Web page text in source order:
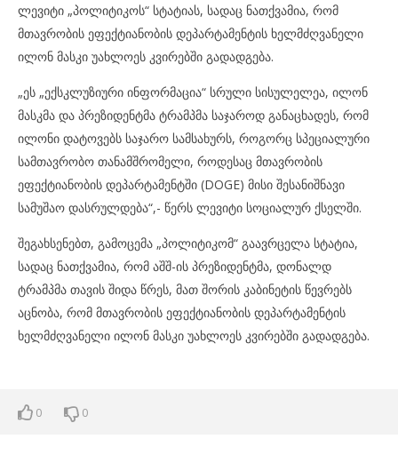
ლევიტი „პოლიტიკოს“ სტატიას, სადაც ნათქვამია, რომ
მთავრობის ეფექტიანობის დეპარტამენტის ხელმძღვანელი
ილონ მასკი უახლოეს კვირებში გადადგება.
„ეს „ექსკლუზიური ინფორმაცია“ სრული სისულელეა, ილონ
მასკმა და პრეზიდენტმა ტრამპმა საჯაროდ განაცხადეს, რომ
ილონი დატოვებს საჯარო სამსახურს, როგორც სპეციალური
სამთავრობო თანამშრომელი, როდესაც მთავრობის
ეფექტიანობის დეპარტამენტში (DOGE) მისი შესანიშნავი
სამუშაო დასრულდება“,- წერს ლევიტი სოციალურ ქსელში.
შეგახსენებთ, გამოცემა „პოლიტიკომ“ გაავრცელა სტატია,
სადაც ნათქვამია, რომ აშშ-ის პრეზიდენტმა, დონალდ
ტრამპმა თავის შიდა წრეს, მათ შორის კაბინეტის წევრებს
აცნობა, რომ მთავრობის ეფექტიანობის დეპარტამენტის
ხელმძღვანელი ილონ მასკი უახლოეს კვირებში გადადგება.
0 0